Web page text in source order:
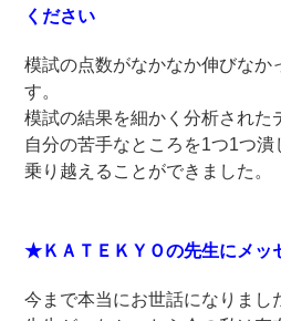
ください
模試の点数がなかなか伸びなか
す。
模試の結果を細かく分析された
自分の苦手なところを1つ1つ潰
乗り越えることができました。
★ＫＡＴＥＫＹＯの先生にメッ
今まで本当にお世話になりまし